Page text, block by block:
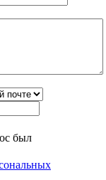
был